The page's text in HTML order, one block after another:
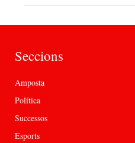
Seccions
Amposta
Política
Successos
Esports